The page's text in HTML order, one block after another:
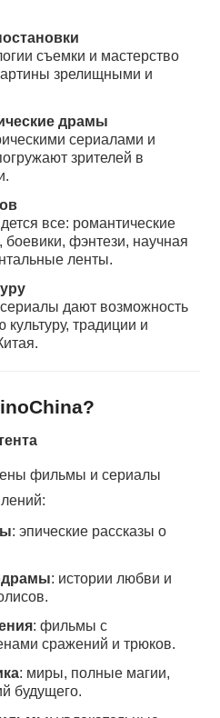
съемки и мастерство
зрелищными и
драмы
сериалами и
зрителей в
все: романтические
фэнтези, научная
ленты.
дают возможность
традиции и
фильмы и сериалы
: эпические рассказы о
: истории любви и
: фильмы с
сражений и трюков.
: миры, полные магии,
будущего.